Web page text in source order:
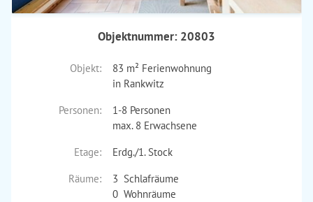
Objektnummer: 20803
Objekt:
83 m² Ferienwohnung
in Rankwitz
Personen:
1-8 Personen
max. 8 Erwachsene
Etage:
Erdg./1. Stock
Räume:
3 Schlafräume
0 Wohnräume